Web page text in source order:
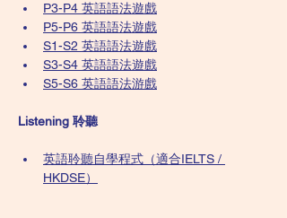
P3-P4 英語語法遊戲
P5-P6 英語語法遊戲
S1-S2 英語語法遊戲
S3-S4 英語語法遊戲
S5-S6 英語語法游戲
Listening 聆聽
英語聆聽自學程式（適合IELTS /
HKDSE）